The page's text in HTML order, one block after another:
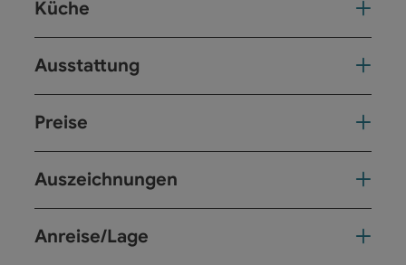
Küche
Ausstattung
Preise
Auszeichnungen
Anreise/Lage